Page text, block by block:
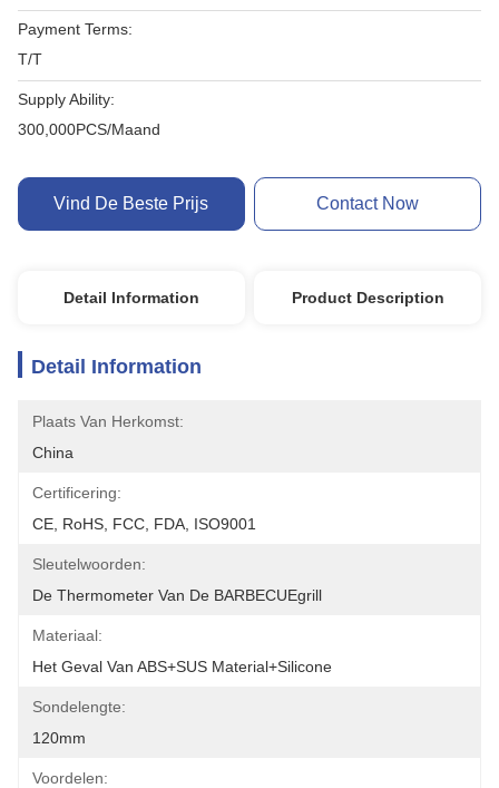
Payment Terms:
T/T
Supply Ability:
300,000PCS/Maand
Vind De Beste Prijs Contact Now
Detail Information Product Description
Detail Information
Plaats Van Herkomst:
China
Certificering:
CE, RoHS, FCC, FDA, ISO9001
Sleutelwoorden:
De Thermometer Van De BARBECUEgrill
Materiaal:
Het Geval Van ABS+SUS Material+Silicone
Sondelengte:
120mm
Voordelen: